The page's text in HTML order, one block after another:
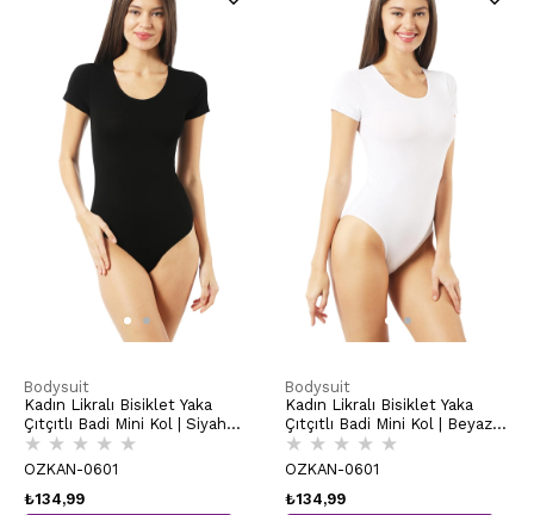
Bodysuit
Kadın Likralı Bisiklet Yaka
Çıtçıtlı Badi Mini Kol | Siyah
0601
★ ★ ★ ★ ★
OZKAN-0601
₺134,99
Bodysuit
Kadın Likralı Bisiklet Yaka
Çıtçıtlı Badi Mini Kol | Beyaz
0601
★ ★ ★ ★ ★
OZKAN-0601
₺134,99